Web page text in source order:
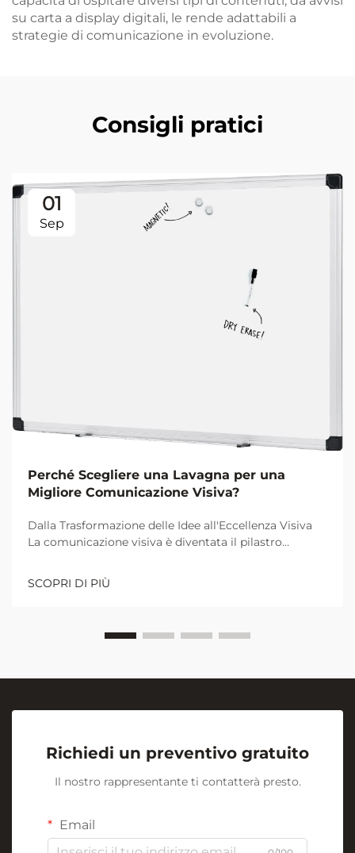
su carta a display digitali, le rende adattabili a
strategie di comunicazione in evoluzione.
Consigli pratici
01
Sep
Perché Scegliere una Lavagna per una
Migliore Comunicazione Visiva?
Dalla Trasformazione delle Idee all'Eccellenza Visiva
La comunicazione visiva è diventata il pilastro
apprendimento efficaci negli ambienti lavorativi e
didattici moderni. Al centro di questa rivoluzione
SCOPRI DI PIÙ
Richiedi un preventivo gratuito
Il nostro rappresentante ti contatterà presto.
Email